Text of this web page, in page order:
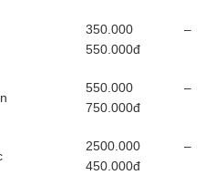
350.000 –
550.000đ
550.000 –
750.000đ
2500.000 –
450.000đ